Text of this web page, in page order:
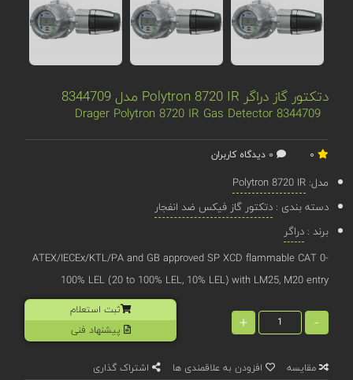
دتکتور گاز دراگر Polytron 8720 IR مدل 8344709
8344709 Drager Polytron 8720 IR Gas Detector
مدل:Polytron 8720 IR
دسته بندی :دتکتور گاز فیکس ضد انفجار
برند :دراگر
ATEX/IECEx/KTL/PA and GB approved SP XCD flammable CAT 0-
100% LEL (20 to 100% LEL, 10% LEL) with LM25, M20 entry
-
+
ثبت استعلام
پیشنهاد فنی
مقایسه افزودن به علاقمندی ها اشتراک گذاری